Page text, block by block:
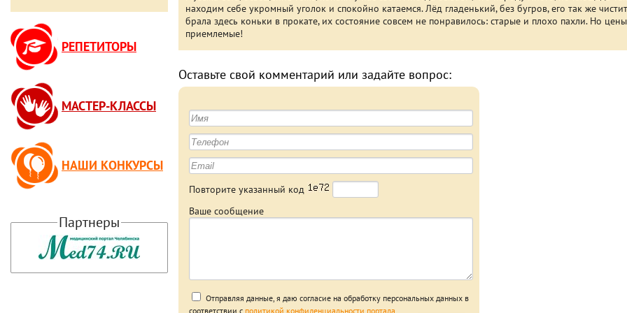
РЕПЕТИТОРЫ
МАСТЕР-КЛАССЫ
НАШИ КОНКУРСЫ
Партнеры
находим себе укромный уголок и спокойно катаемся. Лёд гладенький, без бугров, его так же
брала здесь коньки в прокате, их состояние совсем не понравилось: старые и плохо пахли. Но
приемлемые!
Оставьте свой комментарий или задайте вопрос:
Повторите указанный код
Ваше сообщение
Отправляя данные, я даю согласие на обработку персональных данных в
соответствии с политикой конфиденциальности портала